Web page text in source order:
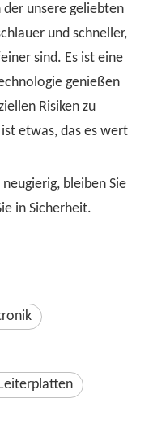
unsere geliebten
und schneller,
sind. Es ist eine
genießen
Risiken zu
etwas, das es wert
bleiben Sie
in Sicherheit.